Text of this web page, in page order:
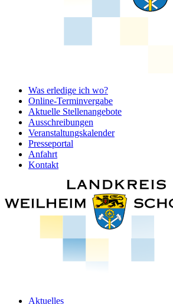
Was erledige ich wo?
Online-Terminvergabe
Aktuelle Stellenangebote
Ausschreibungen
Veranstaltungskalender
Presseportal
Anfahrt
Kontakt
Aktuelles